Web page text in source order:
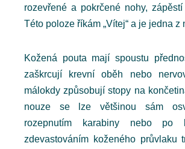
rozevřené a pokrčené nohy,
Této poloze říkám „Vítej“ a je jedna z
Kožená pouta mají spoustu
zaškrcují krevní oběh nebo
málokdy způsobují stopy na
nouze se lze většinou sám
rozepnutím karabiny nebo po
zdevastováním koženého průvlaku